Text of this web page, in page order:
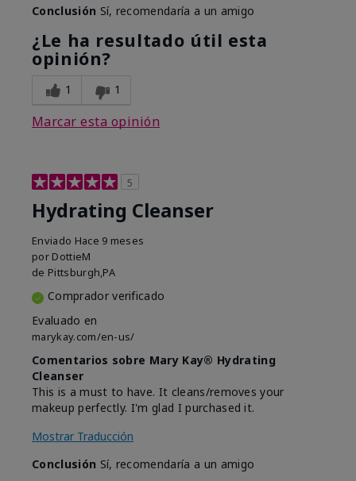
Conclusión Sí, recomendaría a un amigo
¿Le ha resultado útil esta
opinión?
1 1
Marcar esta opinión
5
Hydrating Cleanser
Enviado Hace 9 meses
por DottieM
de Pittsburgh,PA
Comprador verificado
Evaluado en
marykay.com/en-us/
Comentarios sobre Mary Kay® Hydrating
Cleanser
This is a must to have. It cleans/removes your
makeup perfectly. I'm glad I purchased it.
Mostrar Traducción
Conclusión Sí, recomendaría a un amigo